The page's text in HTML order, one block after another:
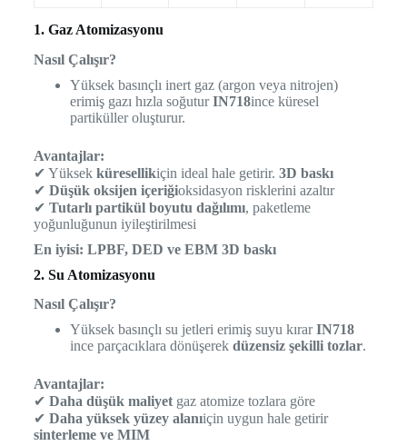
1. Gaz Atomizasyonu
Nasıl Çalışır?
Yüksek basınçlı inert gaz (argon veya nitrojen)
erimiş gazı hızla soğuturIN718ince küresel
partiküller oluşturur.
Avantajlar:
✔ Yüksek küresellikiçin ideal hale getirir. 3D baskı
✔ Düşük oksijen içeriğioksidasyon risklerini azaltır
✔ Tutarlı partikül boyutu dağılımı, paketleme
yoğunluğunun iyileştirilmesi
En iyisi: LPBF, DED ve EBM 3D baskı
2. Su Atomizasyonu
Nasıl Çalışır?
Yüksek basınçlı su jetleri erimiş suyu kırarIN718
ince parçacıklara dönüşerek düzensiz şekilli tozlar.
Avantajlar:
✔ Daha düşük maliyetgaz atomize tozlara göre
✔ Daha yüksek yüzey alanıiçin uygun hale getirir
sinterleme ve MIM